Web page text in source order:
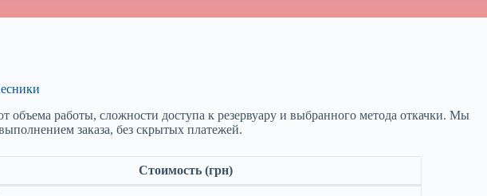
объема работы, сложности доступа к резервуару и выбранного метода откачки. Мы
заказа, без скрытых платежей.
Стоимость (грн)